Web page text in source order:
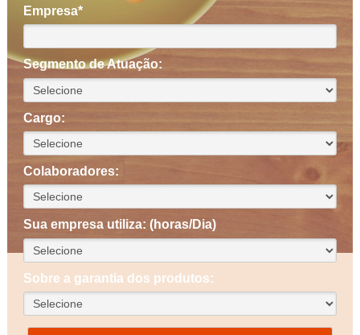
Empresa*
Segmento de Atuação:
Cargo:
Colaboradores:
Sua empresa utiliza: (horas/Dia)
Sobre a garantia dos produtos: